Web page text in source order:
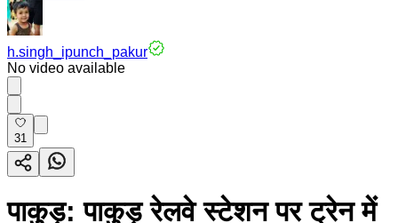
h.singh_ipunch_pakur
No video available
31
पाकुड़: पाकुड़ रेलवे स्टेशन पर ट्रेन में